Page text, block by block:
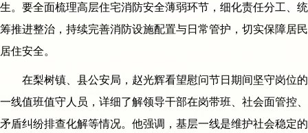
生。要全面梳理高层住宅消防安全薄弱环节，细化责任分工、统
筹推进整治，持续完善消防设施配置与日常管护，切实保障居民
居住安全。
在梨树镇、县公安局，赵光辉看望慰问节日期间坚守岗位的
一线值班值守人员，详细了解领导干部在岗带班、社会面管控、
矛盾纠纷排查化解等情况。他强调，基层一线是维护社会稳定的